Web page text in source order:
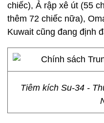
chiếc), Ả rập xê út (55
thêm 72 chiếc nữa),
Kuwait cũng đang định
Tiêm kích Su-34 -